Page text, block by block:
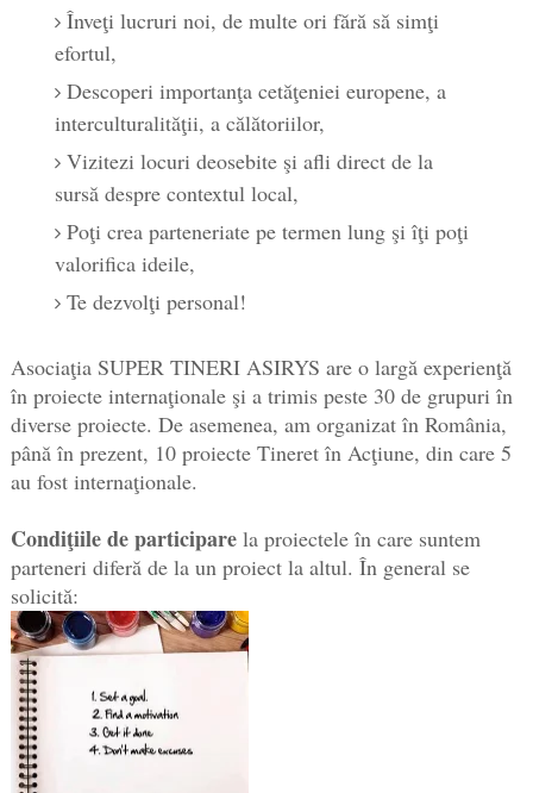
Înveţi lucruri noi, de multe ori fără să simţi
efortul,
Descoperi importanţa cetăţeniei europene, a
interculturalităţii, a călătoriilor,
Vizitezi locuri deosebite şi afli direct de la
sursă despre contextul local,
Poţi crea parteneriate pe termen lung şi îţi poţi
valorifica ideile,
Te dezvolţi personal!
Asociaţia SUPER TINERI ASIRYS are o largă experienţă
în proiecte internaţionale şi a trimis peste 30 de grupuri în
diverse proiecte. De asemenea, am organizat în România,
până în prezent, 10 proiecte Tineret în Acţiune, din care 5
au fost internaţionale.
Condiţiile de participarela proiectele în care suntem
parteneri diferă de la un proiect la altul. În general se
solicită: